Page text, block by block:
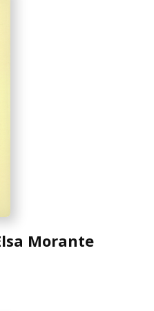
Morante